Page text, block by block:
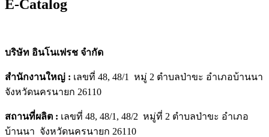
E-Catalog
บริษัท อินโนเฟรช จำกัด
สำนักงานใหญ่ : เลขที่ 48, 48/1 หมู่ 2 ตำบลป่าขะ อำเภอบ้านนา
จังหวัดนครนายก 26110
สถานที่ผลิต : เลขที่ 48, 48/1, 48/2 หมู่ที่ 2 ตำบลป่าขะ อำเภอ
บ้านนา จังหวัดนครนายก 26110